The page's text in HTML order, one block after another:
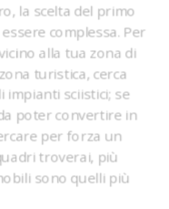
la scelta del primo
complessa. Per
alla tua zona di
turistica, cerca
impianti sciistici; se
poter convertire in
per forza un
troverai, più
sono quelli più